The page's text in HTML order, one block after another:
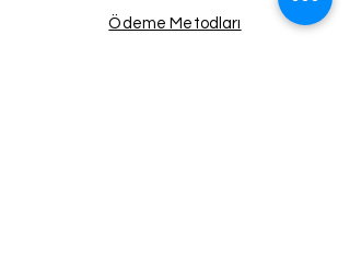
Ödeme Metodları